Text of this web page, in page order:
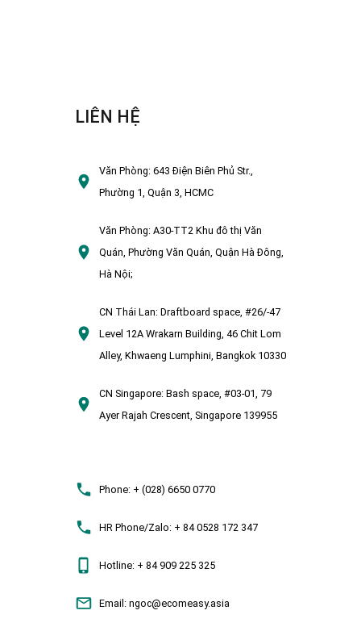
LIÊN HỆ
Văn Phòng:643 Điện Biên Phủ Str.,
Phường 1, Quận 3, HCMC
Văn Phòng:A30-TT2 Khu đô thị Văn
Quán, Phường Văn Quán, Quận Hà Đông,
Hà Nội;
CN Thái Lan: Draftboard space, #26/-47
Level 12A Wrakarn Building, 46 Chit Lom
Alley, Khwaeng Lumphini, Bangkok 10330
CN Singapore: Bash space, #03-01, 79
Ayer Rajah Crescent, Singapore 139955
Phone:+ (028) 6650 0770
HR Phone/Zalo:+ 84 0528 172 347
Hotline:+ 84 909 225 325
Email: ngoc@ecomeasy.asia